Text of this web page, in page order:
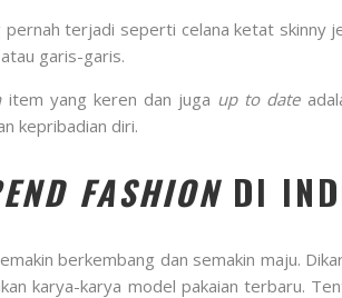
terjadi seperti celana ketat skinny
garis-garis.
item yang keren dan juga up to date
kepribadian diri.
FASHION DI
berkembang dan semakin maju.
karya-karya model pakaian terbaru.